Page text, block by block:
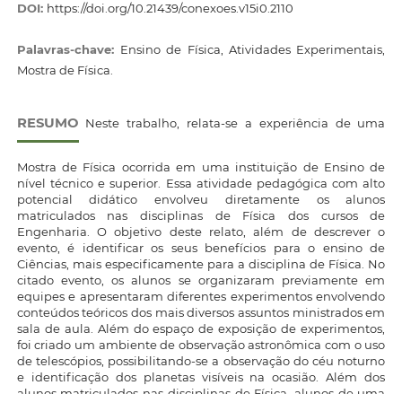
DOI: https://doi.org/10.21439/conexoes.v15i0.2110
Palavras-chave: Ensino de Física, Atividades Experimentais,
Mostra de Física.
RESUMO Neste trabalho, relata-se a experiência de uma
Mostra de Física ocorrida em uma instituição de Ensino de
nível técnico e superior. Essa atividade pedagógica com alto
potencial didático envolveu diretamente os alunos
matriculados nas disciplinas de Física dos cursos de
Engenharia. O objetivo deste relato, além de descrever o
evento, é identificar os seus benefícios para o ensino de
Ciências, mais especificamente para a disciplina de Física. No
citado evento, os alunos se organizaram previamente em
equipes e apresentaram diferentes experimentos envolvendo
conteúdos teóricos dos mais diversos assuntos ministrados em
sala de aula. Além do espaço de exposição de experimentos,
foi criado um ambiente de observação astronômica com o uso
de telescópios, possibilitando-se a observação do céu noturno
e identificação dos planetas visíveis na ocasião. Além dos